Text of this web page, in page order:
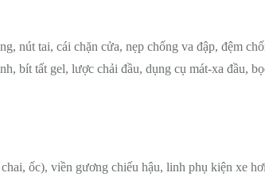
nút tai, cái chặn cửa, nẹp chống va đập, đệm
bít tất gel, lược chải đầu, dụng cụ mát-xa đầu,
ốc), viền gương chiếu hậu, linh phụ kiện xe